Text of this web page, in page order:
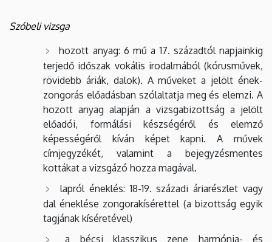
Szóbeli vizsga
hozott anyag: 6 mű a 17. századtól napjainkig
terjedő időszak vokális irodalmából (kórusművek,
rövidebb áriák, dalok). A műveket a jelölt ének-
zongorás előadásban szólaltatja meg és elemzi. A
hozott anyag alapján a vizsgabizottság a jelölt
előadói, formálási készségéről és elemző
képességéről kíván képet kapni. A művek
címjegyzékét, valamint a bejegyzésmentes
kottákat a vizsgázó hozza magával.
lapról éneklés: 18-19. századi áriarészlet vagy
dal éneklése zongorakísérettel (a bizottság egyik
tagjának kíséretével)
a bécsi klasszikus zene harmónia- és